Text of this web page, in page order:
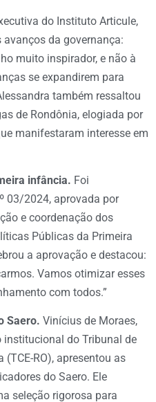
do Instituto Articule,
da governança:
muito inspirador, e não à
se expandirem para
também ressaltou
de Rondônia, elogiada por
manifestaram interesse em
infância. Foi
03/2024, aprovada por
e coordenação dos
Públicas da Primeira
a aprovação e destacou:
Vamos otimizar esses
com todos.”
Saero. Vinícius de Moraes,
institucional do Tribunal de
RO), apresentou as
do Saero. Ele
seleção rigorosa para